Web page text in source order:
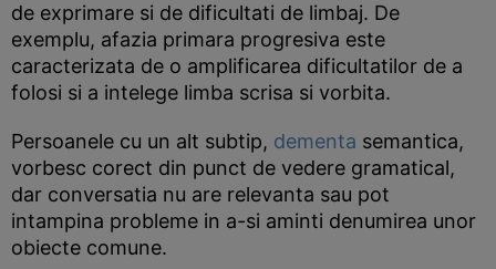
de exprimare si de dificultati de limbaj. De
exemplu, afazia primara progresiva este
caracterizata de o amplificarea dificultatilor de a
folosi si a intelege limba scrisa si vorbita.
Persoanele cu un alt subtip, dementa semantica,
vorbesc corect din punct de vedere gramatical,
dar conversatia nu are relevanta sau pot
intampina probleme in a-si aminti denumirea unor
obiecte comune.